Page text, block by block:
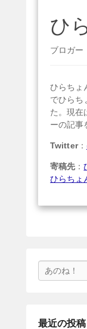
ひ
ブロガー
ひらちょ
でひらち
た。現在
ーの記事
Twitter：
寄稿先 ：
ひらちょ
索
最近の投稿